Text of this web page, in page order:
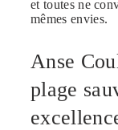
et toutes ne
mêmes envies.
Anse
plage